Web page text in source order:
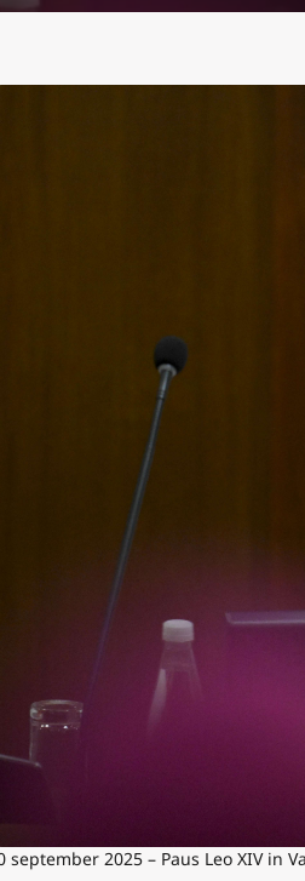
september 2025 – Paus Leo XIV in